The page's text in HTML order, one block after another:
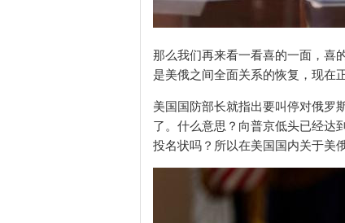
那么我们再来看一看喜的一面，喜
是美俄之间全面关系的恢复，现在
美国国防部长就指出要叫停对俄罗
了。什么意思？向普京低头已经达
投名状吗？所以在美国国内关于美